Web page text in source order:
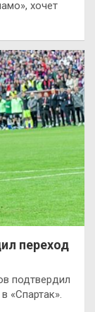
хочет
переход
подтвердил
«Спартак».